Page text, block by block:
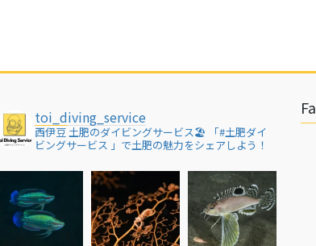
toi_diving_service
西伊豆 土肥のダイビングサービス🏖
「#土肥ダイ
ビングサービス 」で土肥の魅力をシェアしよう！